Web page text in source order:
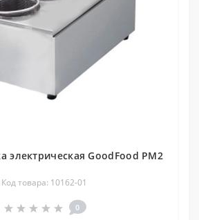
электрическая GoodFood PM2
Код товара: 10162-01
0